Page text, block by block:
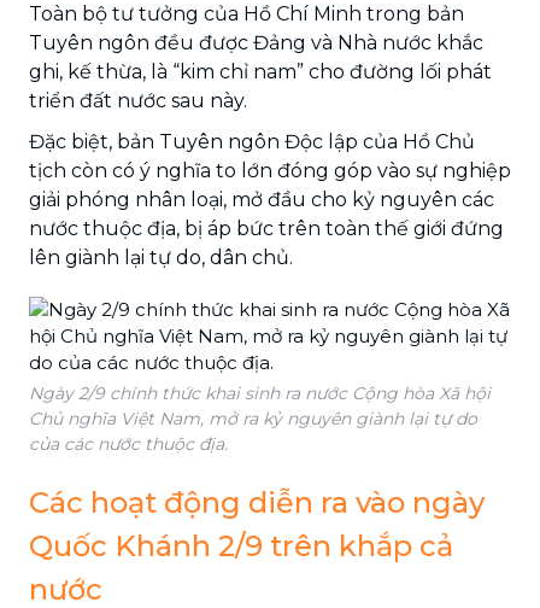
Toàn bộ tư tưởng của Hồ Chí Minh trong bản
Tuyên ngôn đều được Đảng và Nhà nước khắc
ghi, kế thừa, là “kim chỉ nam” cho đường lối phát
triển đất nước sau này.
Đặc biệt, bản Tuyên ngôn Độc lập của Hồ Chủ
tịch còn có ý nghĩa to lớn đóng góp vào sự nghiệp
giải phóng nhân loại, mở đầu cho kỷ nguyên các
nước thuộc địa, bị áp bức trên toàn thế giới đứng
lên giành lại tự do, dân chủ.
Ngày 2/9 chính thức khai sinh ra nước Cộng hòa Xã hội
Chủ nghĩa Việt Nam, mở ra kỷ nguyên giành lại tự do
của các nước thuộc địa.
Các hoạt động diễn ra vào ngày
Quốc Khánh 2/9 trên khắp cả
nước